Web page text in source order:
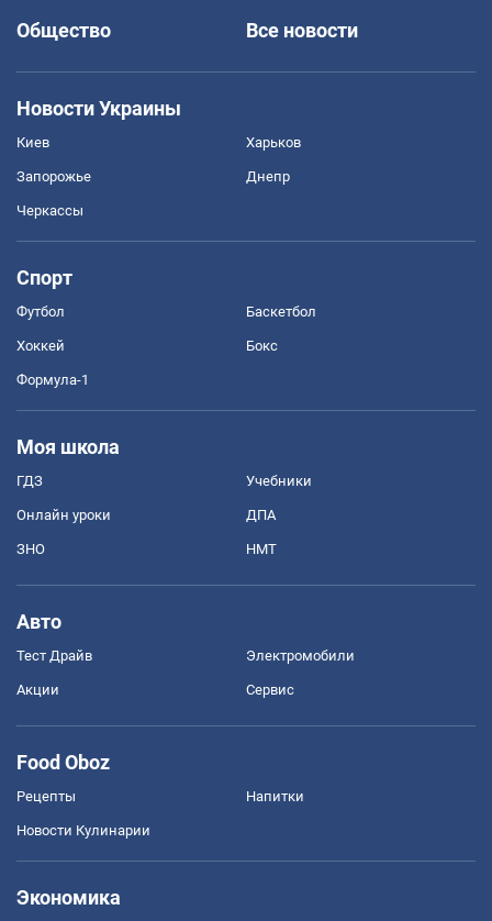
Общество
Все новости
Новости Украины
Киев Харьков
Запорожье Днепр
Черкассы
Спорт
Футбол Баскетбол
Хоккей Бокс
Формула-1
Моя школа
ГДЗ Учебники
Онлайн уроки ДПА
ЗНО НМТ
Авто
Тест Драйв Электромобили
Акции Сервис
Food Oboz
Рецепты Напитки
Новости Кулинарии
Экономика